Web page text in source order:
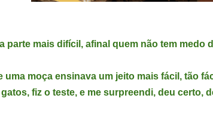
parte mais difícil, afinal quem não tem medo
uma moça ensinava um jeito mais fácil, tão
fiz o teste, e me surpreendi, deu certo,